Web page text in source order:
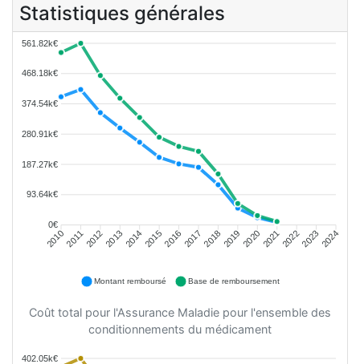
Statistiques générales
561.82k€
468.18k€
374.54k€
280.91k€
187.27k€
93.64k€
0€
201020112012201320142015201620172018201920202021202220232024
Montant remboursé Base de remboursement
Coût total pour l'Assurance Maladie pour l'ensemble des
conditionnements du médicament
402.05k€